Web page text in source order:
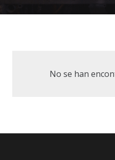
No se han